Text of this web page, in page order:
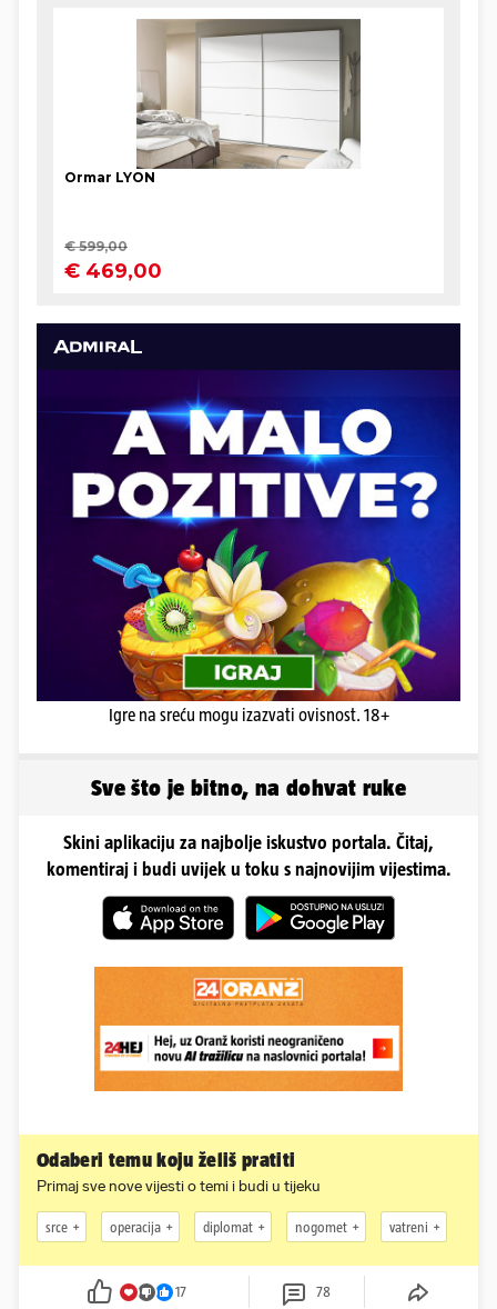
Igre na sreću mogu izazvati ovisnost. 18+
Sve što je bitno, na dohvat ruke
Skini aplikaciju za najbolje iskustvo portala. Čitaj,
komentiraj i budi uvijek u toku s najnovijim vijestima.
Odaberi temu koju želiš pratiti
Primaj sve nove vijesti o temi i budi u tijeku
srce operacija diplomat nogomet vatreni
17 78